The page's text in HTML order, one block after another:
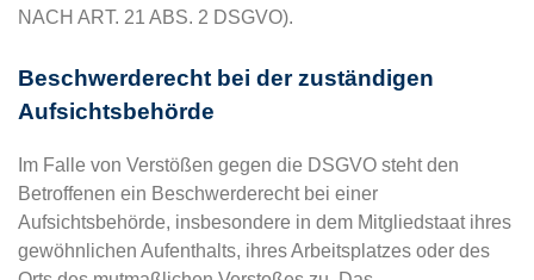
NACH ART. 21 ABS. 2 DSGVO).
Beschwerde­recht bei der zuständigen
Aufsichts­behörde
Im Falle von Verstößen gegen die DSGVO steht den
Betroffenen ein Beschwerderecht bei einer
Aufsichtsbehörde, insbesondere in dem Mitgliedstaat ihres
gewöhnlichen Aufenthalts, ihres Arbeitsplatzes oder des